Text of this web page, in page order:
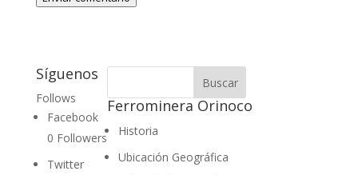
Síguenos
Follows
Facebook
0 Followers
Twitter
Ferrominera Orinoco
Historia
Ubicación Geográfica